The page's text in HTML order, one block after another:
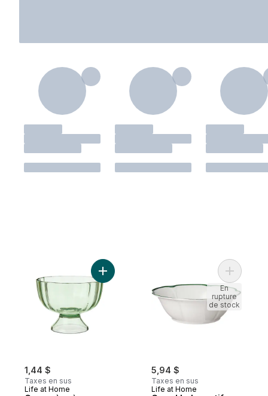
1,44 $
Taxes en sus
Life at Home
Ajouter Coupe à crème glacée – vert au
5,94 $
Taxes en sus
Life at Home
Ajouter
En
rupture
de stock